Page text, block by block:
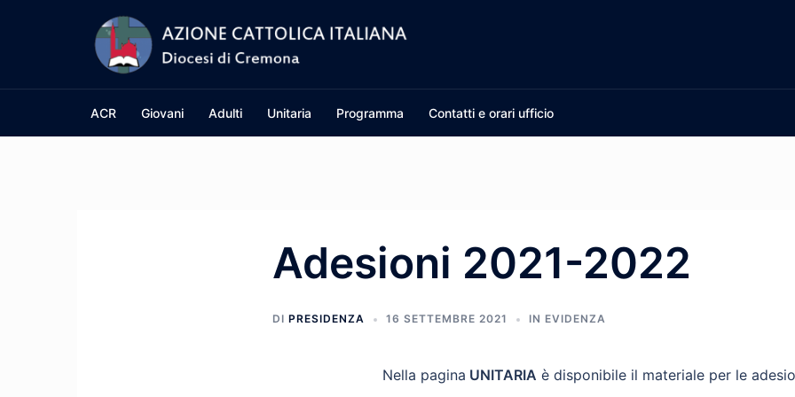
ACR Giovani Adulti Unitaria Programma Contatti e orari ufficio
Adesioni 2021-2022
DI PRESIDENZA 16 SETTEMBRE 2021 IN EVIDENZA
Nella pagina UNITARIA è disponibile il materiale per le